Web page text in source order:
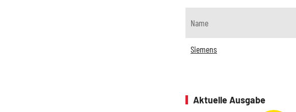
Name
Siemens
Aktuelle Ausgabe